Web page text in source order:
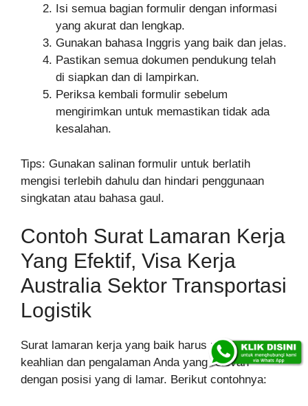
Isi semua bagian formulir dengan informasi
yang akurat dan lengkap.
Gunakan bahasa Inggris yang baik dan jelas.
Pastikan semua dokumen pendukung telah
di siapkan dan di lampirkan.
Periksa kembali formulir sebelum
mengirimkan untuk memastikan tidak ada
kesalahan.
Tips: Gunakan salinan formulir untuk berlatih
mengisi terlebih dahulu dan hindari penggunaan
singkatan atau bahasa gaul.
Contoh Surat Lamaran Kerja
Yang Efektif, Visa Kerja
Australia Sektor Transportasi
Logistik
Surat lamaran kerja yang baik harus menonjolkan
keahlian dan pengalaman Anda yang relevan
dengan posisi yang di lamar. Berikut contohnya: